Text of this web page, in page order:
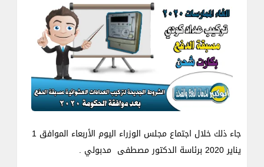
جاء ذلك خلال اجتماع مجلس الوزراء اليوم الأربعاء الموافق 1
يناير 2020 برئاسة الدكتور مصطفى مدبولي .